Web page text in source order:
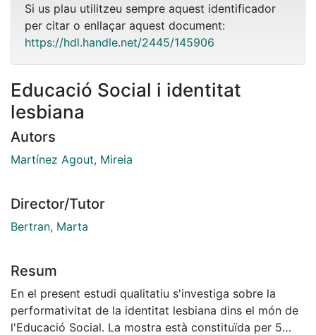
Si us plau utilitzeu sempre aquest identificador
per citar o enllaçar aquest document:
https://hdl.handle.net/2445/145906
Educació Social i identitat
lesbiana
Autors
Martínez Agout, Mireia
Director/Tutor
Bertran, Marta
Resum
En el present estudi qualitatiu s'investiga sobre la
performativitat de la identitat lesbiana dins el món de
l'Educació Social. La mostra està constituïda per 5